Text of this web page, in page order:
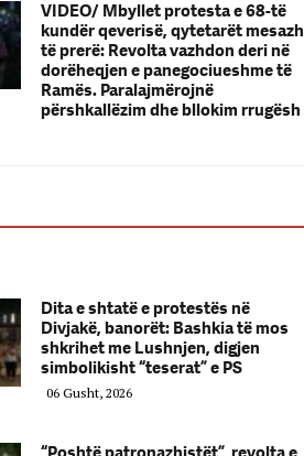
VIDEO/ Mbyllet protesta e 68-të
kundër qeverisë, qytetarët mesazh
të prerë: Revolta vazhdon deri në
dorëheqjen e panegociueshme të
Ramës. Paralajmërojnë
përshkallëzim dhe bllokim rrugësh
Dita e shtatë e protestës në
Divjakë, banorët: Bashkia të mos
shkrihet me Lushnjen, digjen
simbolikisht “teserat” e PS
06 Gusht, 2026